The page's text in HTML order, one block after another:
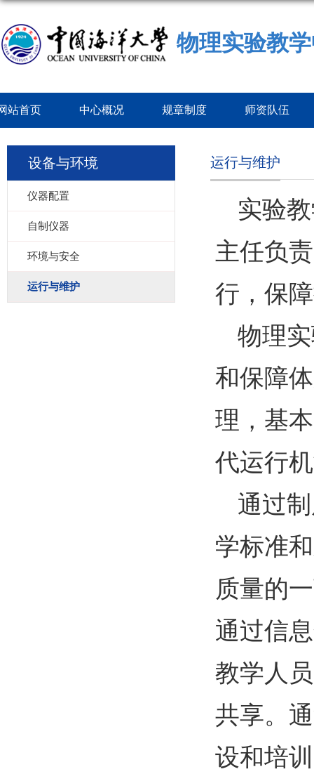
物理实验教
站首页 中心概况 规章制度 师资队伍
设备与环境
仪器配置
自制仪器
环境与安全
运行与维护
运行与维护
实验
主任负
行，保
物理
和保障
理，基
代运行
通过
学标准
质量的
通过信
教学人
共享。
设和培